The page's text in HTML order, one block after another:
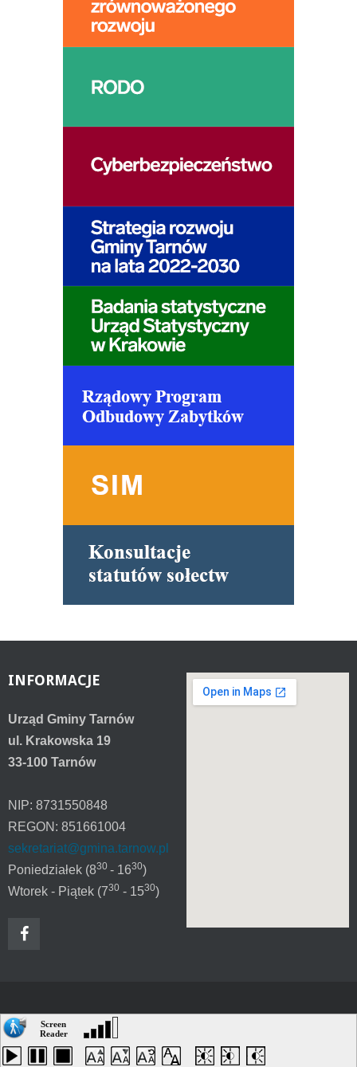
INFORMACJE
Urząd Gminy Tarnów
ul. Krakowska 19
33-100 Tarnów
NIP: 8731550848
REGON: 851661004
sekretariat@gmina.tarnow.pl
Poniedziałek (830 - 1630)
Wtorek - Piątek (730 - 1530)